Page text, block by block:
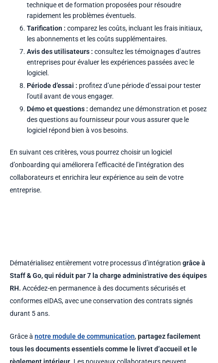
technique et de formation proposées pour résoudre
rapidement les problèmes éventuels.
Tarification : comparez les coûts, incluant les frais initiaux,
les abonnements et les coûts supplémentaires.
Avis des utilisateurs : consultez les témoignages d’autres
entreprises pour évaluer les expériences passées avec le
logiciel.
Période d’essai : profitez d’une période d’essai pour tester
l’outil avant de vous engager.
Démo et questions : demandez une démonstration et posez
des questions au fournisseur pour vous assurer que le
logiciel répond bien à vos besoins.
En suivant ces critères, vous pourrez choisir un logiciel
d’onboarding qui améliorera l’efficacité de l’intégration des
collaborateurs et enrichira leur expérience au sein de votre
entreprise.
Dématérialisez entièrement votre processus d’intégration grâce à
Staff & Go, qui réduit par 7 la charge administrative des équipes
RH. Accédez-en permanence à des documents sécurisés et
conformes eIDAS, avec une conservation des contrats signés
durant 5 ans.
Grâce à notre module de communication,partagez facilement
tous les documents essentiels comme le livret d’accueil et le